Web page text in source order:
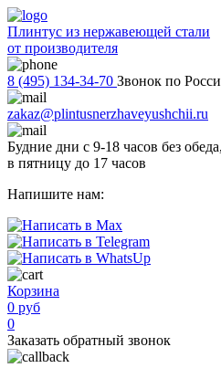
Плинтус из нержавеющей стали
от производителя
8 (495) 134-34-70 Звонок по
zakaz@plintusnerzhaveyushchii.ru
Будние дни с 9-18 часов без обеда,
в пятницу до 17 часов
Напишите нам:
Корзина
0 руб
0
Заказать обратный звонок